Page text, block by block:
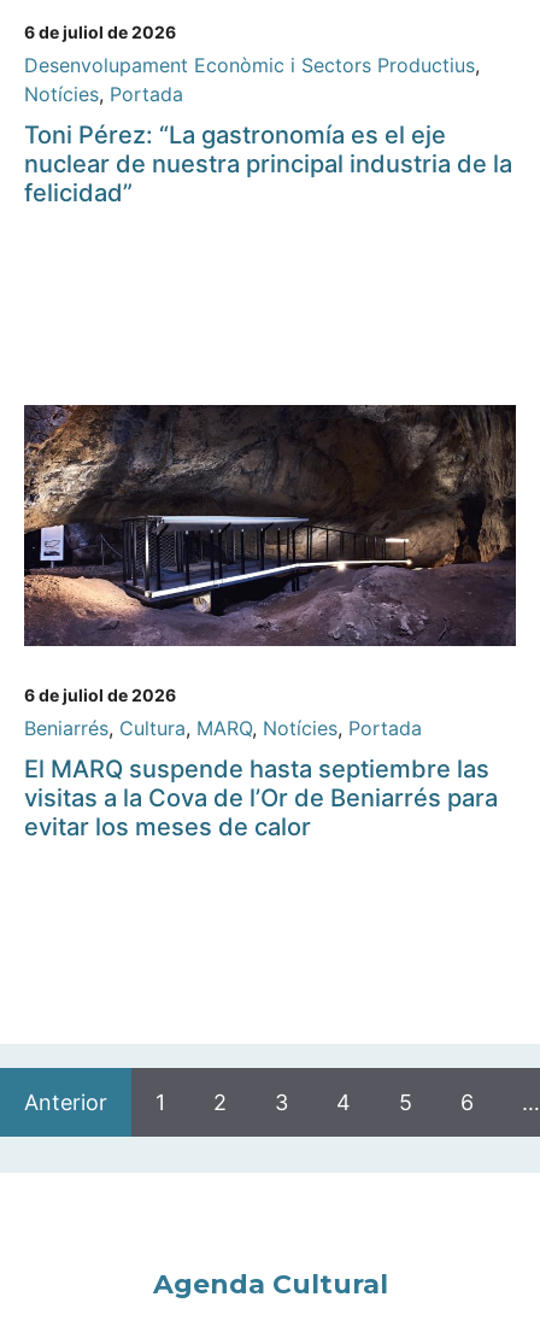
6 de juliol de 2026
Desenvolupament Econòmic i Sectors Productius,
Notícies, Portada
Toni Pérez: “La gastronomía es el eje
nuclear de nuestra principal industria de la
felicidad”
6 de juliol de 2026
Beniarrés, Cultura, MARQ, Notícies, Portada
El MARQ suspende hasta septiembre las
visitas a la Cova de l’Or de Beniarrés para
evitar los meses de calor
Anterior 1 2 3 4 5 6 …
Agenda Cultural